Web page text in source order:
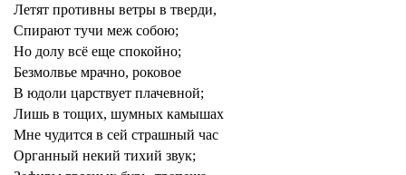
Летят противны ветры в тверди,
Спирают тучи меж собою;
Но долу всё еще спокойно;
Безмолвье мрачно, роковое
В юдоли царствует плачевной;
Лишь в тощих, шумных камышах
Мне чудится в сей страшный час
Органный некий тихий звук;